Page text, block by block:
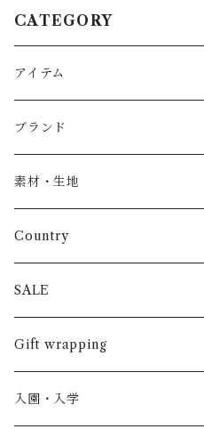
CATEGORY
アイテム
Baby
トップス
長袖
半袖
パンツ
長ズボン
半ズボン
スカート
ワンピース
カーディガン / 羽織もの
ブランド
AS WE GROW
ARCH&LINE
BABE & TESS
BOBOCHOSES
BONHEUR DU JOUR
素材・生地
コットン 100%
リネン( 麻 )
ウール
アルパカ
Country
France / フランス
Italy / イタリア
NY / ニューヨーク
SALE
男の子
女の子
Gift wrapping
入園・入学